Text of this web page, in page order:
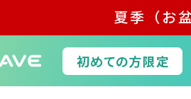
夏季（お